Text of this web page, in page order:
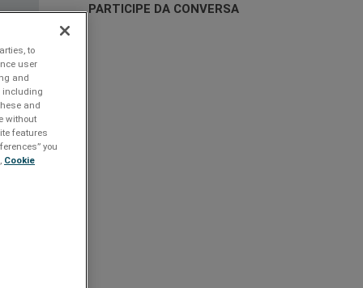
PARTICIPE DA CONVERSA
to
user
and
including
and
without
features
you
Cookie